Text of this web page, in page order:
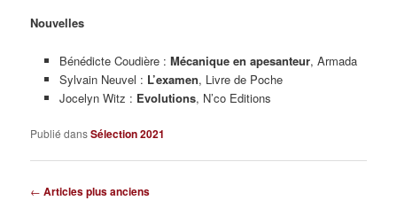
Nouvelles
Bénédicte Coudière : Mécanique en apesanteur, Armada
Sylvain Neuvel : L’examen, Livre de Poche
Jocelyn Witz : Evolutions, N’co Editions
Publié dansSélection 2021
Navigation
← Articles plus anciens